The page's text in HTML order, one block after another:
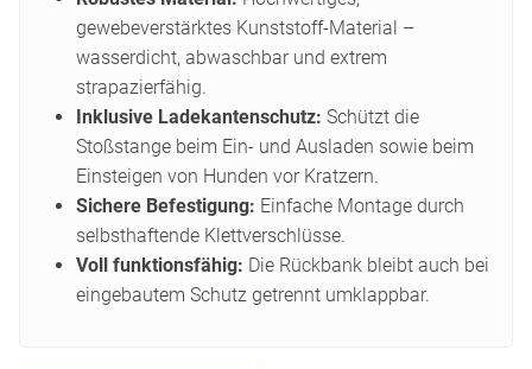
gewebeverstärktes Kunststoff-Material –
wasserdicht, abwaschbar und extrem
strapazierfähig.
Inklusive Ladekantenschutz: Schützt die
Stoßstange beim Ein- und Ausladen sowie beim
Einsteigen von Hunden vor Kratzern.
Sichere Befestigung: Einfache Montage durch
selbsthaftende Klettverschlüsse.
Voll funktionsfähig: Die Rückbank bleibt auch bei
eingebautem Schutz getrennt umklappbar.